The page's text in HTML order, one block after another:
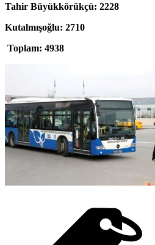
Tahir Büyükkörükçü: 2228
Kutalmışoğlu: 2710
Toplam: 4938